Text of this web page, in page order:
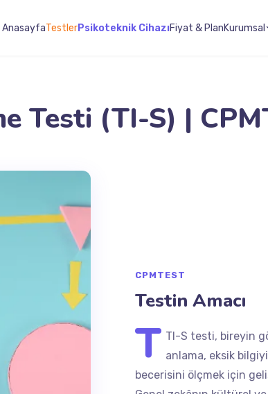
AnasayfaTestlerPsikoteknik CihazıFiyat & PlanKurumsal
Testi (TI-S) |
CPMTEST
Testin Amacı
T TI-S testi, bireyin
anlama, eksik
becerisini ölçmek için